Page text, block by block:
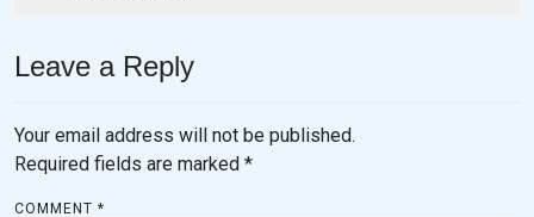
n
a
v
i
Leave a Reply
Your email address will not be published.
Required fields are marked *
COMMENT *